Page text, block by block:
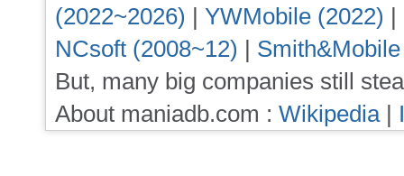
(2022~2026) | YWMobile (2022) |
NCsoft (2008~12) |
But, many big companies still
About maniadb.com : Wikipedia|